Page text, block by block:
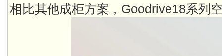
相比其他成柜方案，Goodrive18系列